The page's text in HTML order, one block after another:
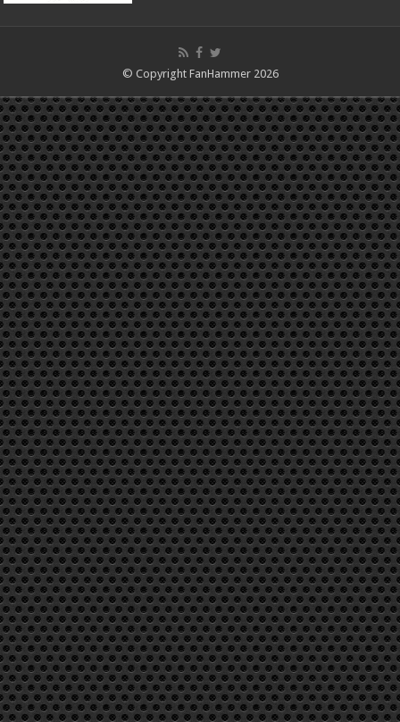
© Copyright FanHammer 2026